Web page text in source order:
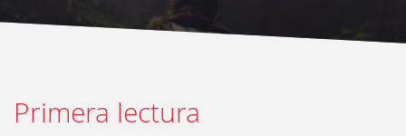
Primera lectura